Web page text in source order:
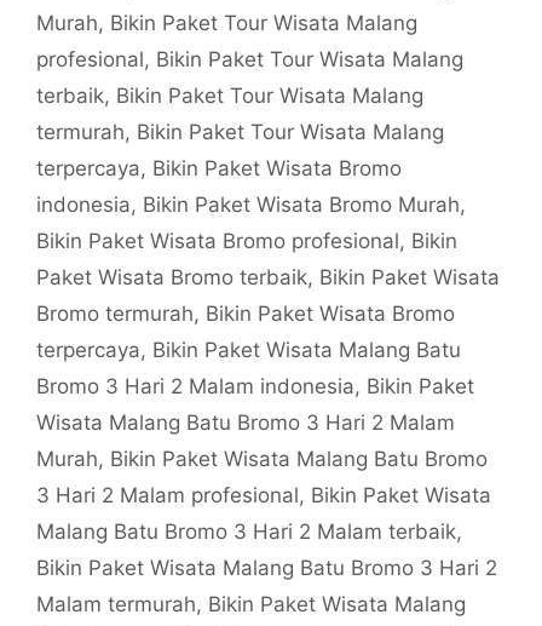
Murah, Bikin Paket Tour Wisata Malang
profesional, Bikin Paket Tour Wisata Malang
terbaik, Bikin Paket Tour Wisata Malang
termurah, Bikin Paket Tour Wisata Malang
terpercaya, Bikin Paket Wisata Bromo
indonesia, Bikin Paket Wisata Bromo Murah,
Bikin Paket Wisata Bromo profesional, Bikin
Paket Wisata Bromo terbaik, Bikin Paket Wisata
Bromo termurah, Bikin Paket Wisata Bromo
terpercaya, Bikin Paket Wisata Malang Batu
Bromo 3 Hari 2 Malam indonesia, Bikin Paket
Wisata Malang Batu Bromo 3 Hari 2 Malam
Murah, Bikin Paket Wisata Malang Batu Bromo
3 Hari 2 Malam profesional, Bikin Paket Wisata
Malang Batu Bromo 3 Hari 2 Malam terbaik,
Bikin Paket Wisata Malang Batu Bromo 3 Hari 2
Malam termurah, Bikin Paket Wisata Malang